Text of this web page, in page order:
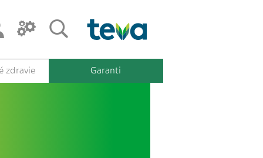
zdravie Garanti